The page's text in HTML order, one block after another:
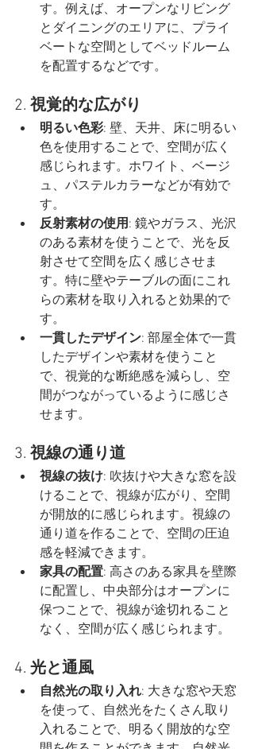
す。例えば、オープンなリビング
とダイニングのエリアに、プライ
ベートな空間としてベッドルーム
を配置するなどです。
2. 視覚的な広がり
明るい色彩: 壁、天井、床に明るい
色を使用することで、空間が広く
感じられます。ホワイト、ベージ
ュ、パステルカラーなどが有効で
す。
反射素材の使用: 鏡やガラス、光沢
のある素材を使うことで、光を反
射させて空間を広く感じさせま
す。特に壁やテーブルの面にこれ
らの素材を取り入れると効果的で
す。
一貫したデザイン: 部屋全体で一貫
したデザインや素材を使うこと
で、視覚的な断絶感を減らし、空
間がつながっているように感じさ
せます。
3. 視線の通り道
視線の抜け: 吹抜けや大きな窓を設
けることで、視線が広がり、空間
が開放的に感じられます。視線の
通り道を作ることで、空間の圧迫
感を軽減できます。
家具の配置: 高さのある家具を壁際
に配置し、中央部分はオープンに
保つことで、視線が途切れること
なく、空間が広く感じられます。
4. 光と通風
自然光の取り入れ: 大きな窓や天窓
を使って、自然光をたくさん取り
入れることで、明るく開放的な空